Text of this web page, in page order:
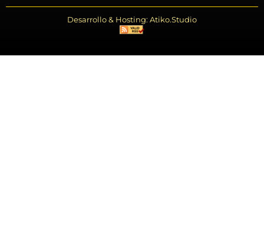
Desarrollo & Hosting: Atiko.Studio